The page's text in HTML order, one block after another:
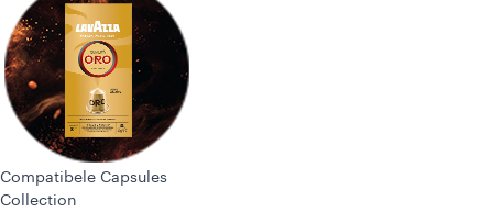
Compatibele Capsules
Collection